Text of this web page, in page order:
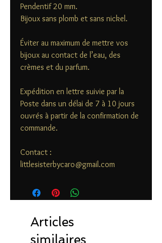
Pendentif 20 mm.
Bijoux sans plomb et sans nickel.
Éviter au maximum de mettre vos
bijoux au contact de l’eau, des
crèmes et du parfum.
Expédition en lettre suivie par la
Poste dans un délai de 7 à 10 jours
ouvrés à partir de la confirmation de
commande.
Contact :
littlesisterbycaro@gmail.com
Articles
similaires